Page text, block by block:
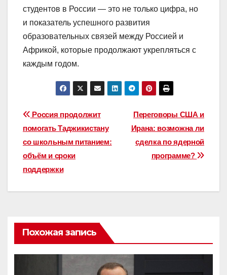
студентов в России — это не только цифра, но
и показатель успешного развития
образовательных связей между Россией и
Африкой, которые продолжают укрепляться с
каждым годом.
Навигация
по
записям
Переговоры США и
Ирана: возможна ли
сделка по ядерной
программе?
Россия продолжит
помогать Таджикистану
со школьным питанием:
объём и сроки
поддержки
Похожая запись